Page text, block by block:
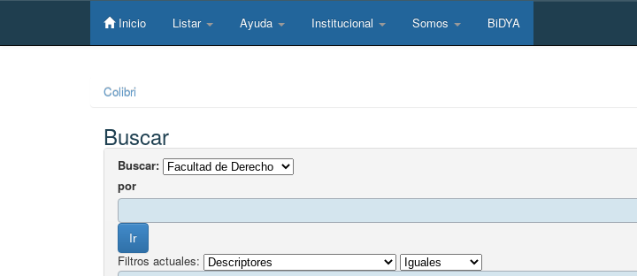
Skip
Inicio Listar Ayuda Institucional Somos BiDYA
Colibri
Buscar
Buscar:
por
Filtros actuales: